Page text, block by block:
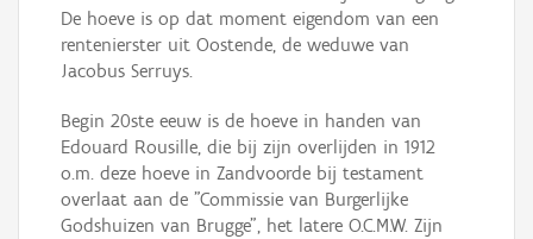
De hoeve is op dat moment eigendom van een
rentenierster uit Oostende, de weduwe van
Jacobus Serruys.
Begin 20ste eeuw is de hoeve in handen van
Edouard Rousille, die bij zijn overlijden in 1912
o.m. deze hoeve in Zandvoorde bij testament
overlaat aan de "Commissie van Burgerlijke
Godshuizen van Brugge", het latere O.C.M.W. Zijn